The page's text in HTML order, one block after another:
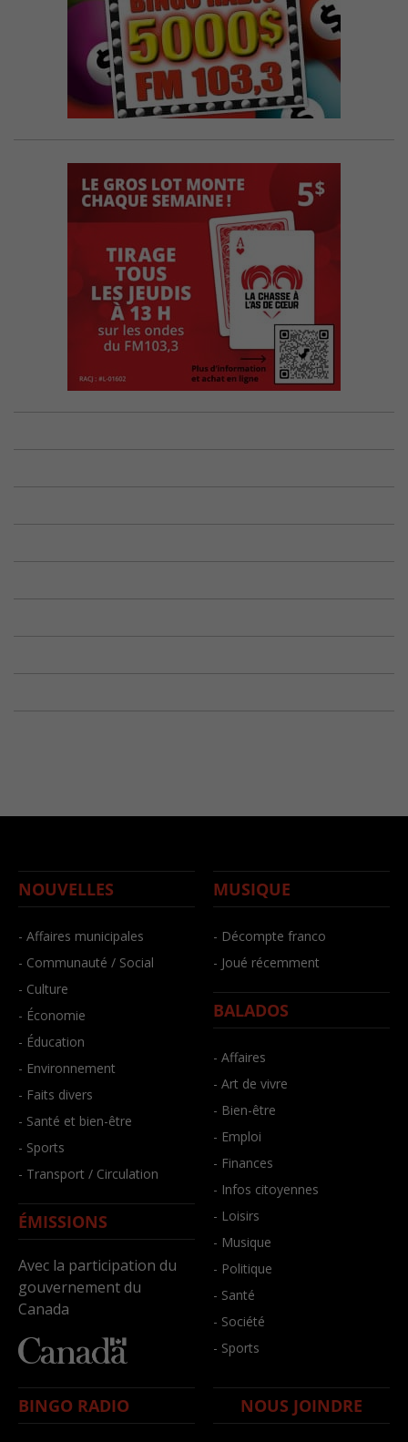
NOUVELLES
- Affaires municipales
- Communauté / Social
- Culture
- Économie
- Éducation
- Environnement
- Faits divers
- Santé et bien-être
- Sports
- Transport / Circulation
ÉMISSIONS
Avec la participation du
gouvernement du
Canada
MUSIQUE
- Décompte franco
- Joué récemment
BALADOS
- Affaires
- Art de vivre
- Bien-être
- Emploi
- Finances
- Infos citoyennes
- Loisirs
- Musique
- Politique
- Santé
- Société
- Sports
BINGO RADIO NOUS JOINDRE